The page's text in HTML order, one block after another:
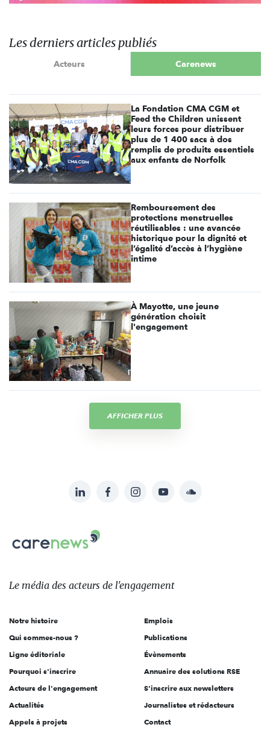
Les derniers articles publiés
Acteurs Carenews
La Fondation CMA CGM et
Feed the Children unissent
leurs forces pour distribuer
plus de 1 400 sacs à dos
remplis de produits essentiels
aux enfants de Norfolk
Remboursement des
protections menstruelles
réutilisables : une avancée
historique pour la dignité et
l’égalité d’accès à l’hygiène
intime
À Mayotte, une jeune
génération choisit
l'engagement
AFFICHER PLUS
sur:
LinkedInFacebookInstagramYouTubeSoundcloud
Carenews,
Le
des
l'engagement
Le média des acteurs de l'engagement
Notre histoire
Qui sommes-nous ?
Ligne éditoriale
Pourquoi s'inscrire
Acteurs de l'engagement
Actualités
Appels à projets
Emplois
Publications
Évènements
Annuaire des solutions RSE
S'inscrire aux newsletters
Journalistes et rédacteurs
Contact